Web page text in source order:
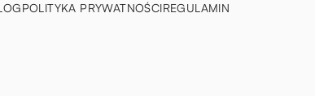
POLITYKA PRYWATNOŚCIREGULAMIN